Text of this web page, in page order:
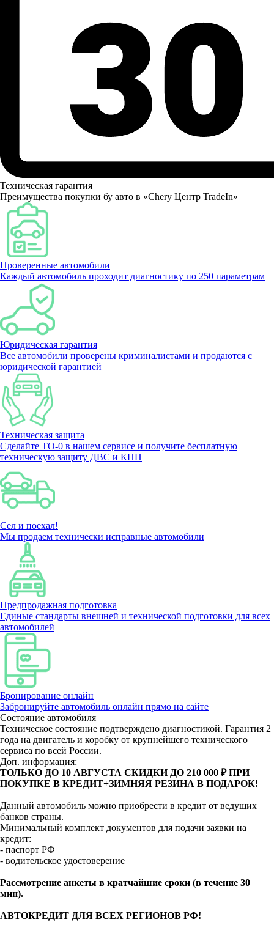
Техническая гарантия
Преимущества покупки бу авто в «Chery Центр TradeIn»
Проверенные автомобили
Каждый автомобиль проходит диагностику по 250 параметрам
Юридическая гарантия
Все автомобили проверены криминалистами и продаются с
юридической гарантией
Техническая защита
Сделайте ТО-0 в нашем сервисе и получите бесплатную
техническую защиту ДВС и КПП
Сел и поехал!
Мы продаем технически исправные автомобили
Предпродажная подготовка
Единые стандарты внешней и технической подготовки для всех
автомобилей
Бронирование онлайн
Забронируйте автомобиль онлайн прямо на сайте
Состояние автомобиля
Техническое состояние подтверждено диагностикой. Гарантия 2
года на двигатель и коробку от крупнейшего технического
сервиса по всей России.
Доп. информация:
ТОЛЬКО ДО 10 АВГУСТА СКИДКИ ДО 210 000 ₽ ПРИ
ПОКУПКЕ В КРЕДИТ+ЗИМНЯЯ РЕЗИНА В ПОДАРОК!
Данный автомобиль можно приобрести в кредит от ведущих
банков страны.
Минимальный комплект документов для подачи заявки на
кредит:
- паспорт РФ
- водительское удостоверение
Рассмотрение анкеты в кратчайшие сроки (в течение 30
мин).
АВТОКРЕДИТ ДЛЯ ВСЕХ РЕГИОНОВ РФ!